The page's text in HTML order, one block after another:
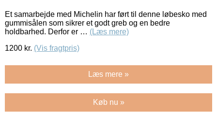
Et samarbejde med Michelin har ført til denne løbesko med
gummisålen som sikrer et godt greb og en bedre
holdbarhed. Derfor er … (Læs mere)
1200 kr. (Vis fragtpris)
Læs mere »
Køb nu »